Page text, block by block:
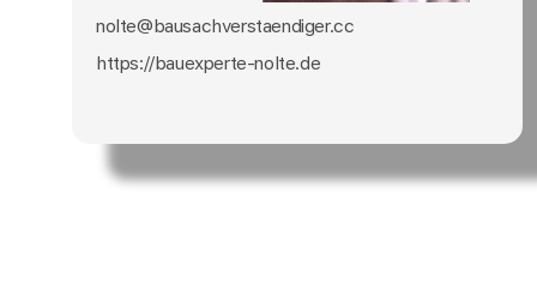
nolte@bausachverstaendiger.cc
https://bauexperte-nolte.de